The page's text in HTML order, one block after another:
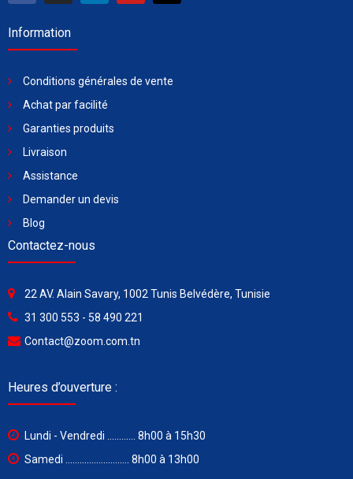
Information
Conditions générales de vente
Achat par facilité
Garanties produits
Livraison
Assistance
Demander un devis
Blog
Contactez-nous
22 AV. Alain Savary, 1002 Tunis Belvédère, Tunisie
31 300 553 - 58 490 221
Contact@zoom.com.tn
Heures d’ouverture :
Lundi - Vendredi ............ 8h00 à 15h30
Samedi ........................... 8h00 à 13h00